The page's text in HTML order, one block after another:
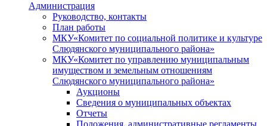
Администрация
Руководство, контакты
План работы
МКУ«Комитет по социальной политике и культуре
Слюдянского муниципального района»
МКУ«Комитет по управлению муниципальным
имуществом и земельным отношениям
Слюдянского муниципального района»
Аукционы
Сведения о муниципальных объектах
Отчеты
Положения, административные регламенты